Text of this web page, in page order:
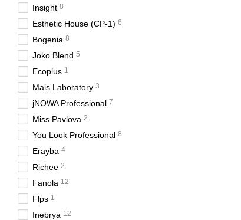
Insight 8
Esthetic House (CP-1) 6
Bogenia 8
Joko Blend 5
Ecoplus 1
Mais Laboratory 3
jNOWA Professional 7
Miss Pavlova 2
You Look Professional 8
Erayba 4
Richee 2
Fanola 12
Flps 1
Inebrya 12